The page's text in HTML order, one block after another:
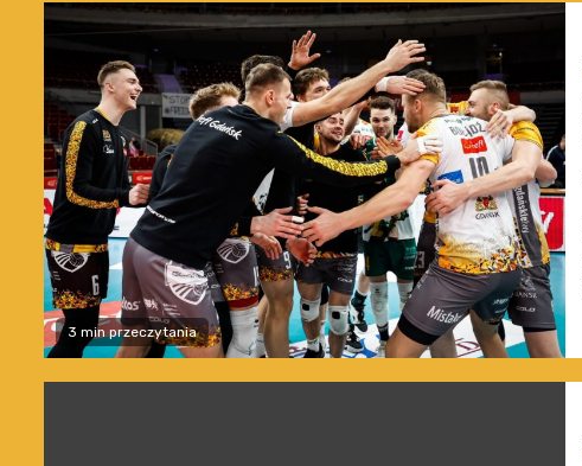
3 min przeczytania